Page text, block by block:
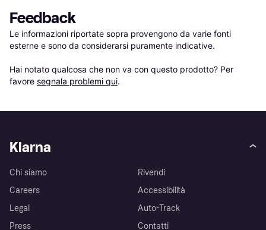
Feedback
Le informazioni riportate sopra provengono da varie fonti
esterne e sono da considerarsi puramente indicative.
Hai notato qualcosa che non va con questo prodotto? Per
favore segnala problemi qui.
Klarna
Chi siamo
Careers
Legal
Press
Rivendi
Accessibilità
Auto-Track
Contatti